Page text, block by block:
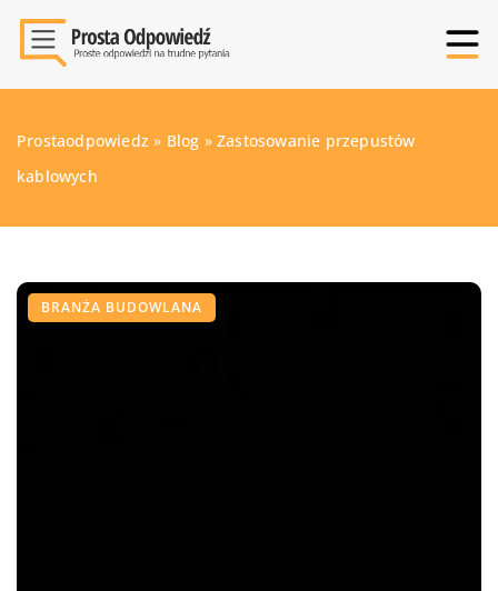
Prostaodpowiedz » Blog »Zastosowanie przepustów
kablowych
BRANŻA BUDOWLANA